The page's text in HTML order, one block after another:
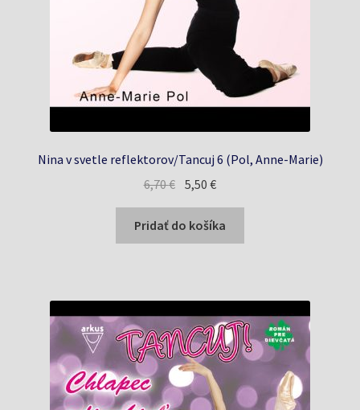
Nina v svetle reflektorov/Tancuj 6 (Pol, Anne-Marie)
6,70€ Pôvodná
cena
bola:
6,70 €.
5,50€Aktuálna
cena
je:
5,50 €.
Pridať do košíka